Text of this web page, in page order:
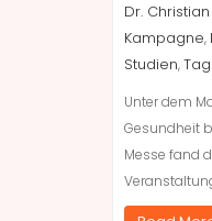
Dr.
Kampagne,
Studien,
Unter dem
Gesundheit
Messe fand